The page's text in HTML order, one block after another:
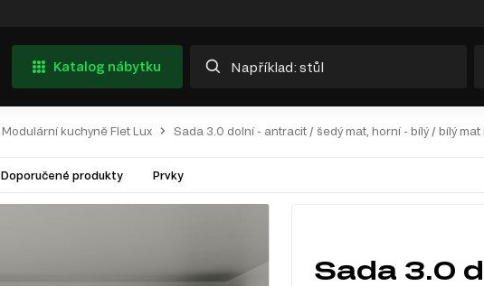
Katalog nábytku
Modulární kuchyně Flet Lux Sada 3.0 dolní - antracit / šedý mat, horní - bílý / bílý mat
Doporučené produkty Prvky
Sada 3.0